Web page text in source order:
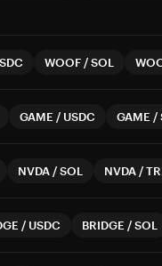
WOOF /SOL
GAME / USDC GAME /
NVDA /SOL NVDA /
/ USDC BRIDGE /SOL